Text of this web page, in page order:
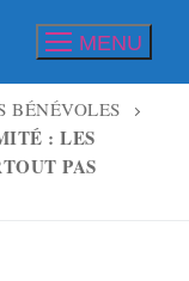
MENU
BÉNÉVOLES
: LES
PAS